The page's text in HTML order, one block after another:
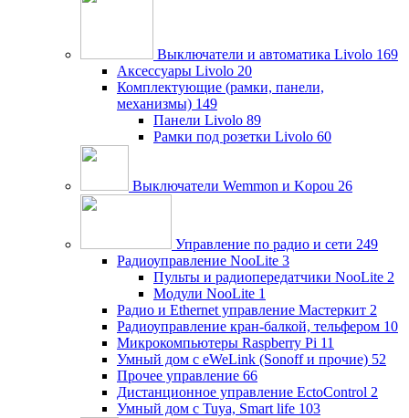
Выключатели и автоматика Livolo 169
Аксессуары Livolo 20
Комплектующие (рамки, панели,
механизмы) 149
Панели Livolo 89
Рамки под розетки Livolo 60
Выключатели Wemmon и Kopou 26
Управление по радио и сети 249
Радиоуправление NooLite 3
Пульты и радиопередатчики NooLite 2
Модули NooLite 1
Радио и Ethernet управление Мастеркит 2
Радиоуправление кран-балкой, тельфером 10
Микрокомпьютеры Raspberry Pi 11
Умный дом c eWeLink (Sonoff и прочие) 52
Прочее управление 66
Дистанционное управление EctoControl 2
Умный дом с Tuya, Smart life 103